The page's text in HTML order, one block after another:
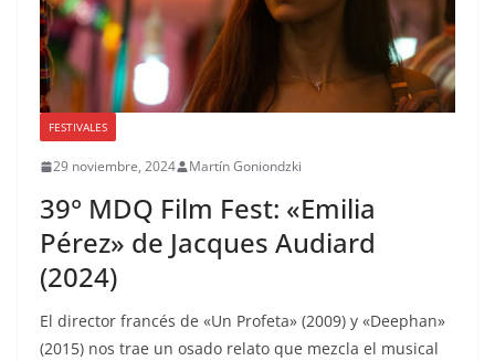
FESTIVALES
29 noviembre, 2024 Martín Goniondzki
39° MDQ Film Fest: «Emilia
Pérez» de Jacques Audiard
(2024)
El director francés de «Un Profeta» (2009) y «Deephan»
(2015) nos trae un osado relato que mezcla el musical